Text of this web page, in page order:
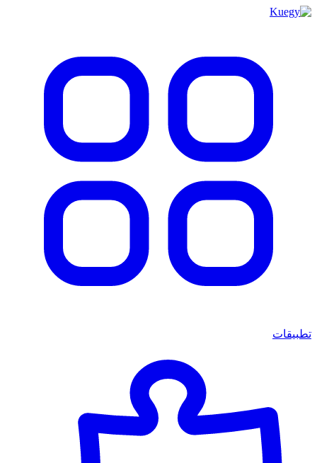
تطبيقات